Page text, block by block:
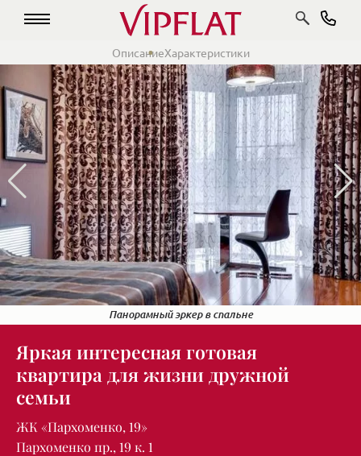
ОписаниеХарактеристики
Панора конверт
Панорамный эркер в спальне
Яркая интересная готовая
квартира для жизни дружной
семьи
ЖК «Пархоменко, 19»
Пархоменко пр., 19 к. 1